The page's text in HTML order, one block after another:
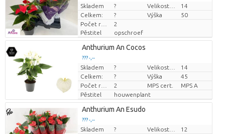
Cena za kus
Skladem ?
14
Celkem:
? Výška
50
Počet rostlin/hrnce
2
Pěstitel
opschroef
Anthurium An Cocos
??? -,--
Cena za kus
Skladem ?
14
Celkem:
? Výška
45
Počet rostlin/hrnce
2 MPS cert.
MPS A
Pěstitel
houwenplant
Anthurium An Esudo
??? -,--
Cena za kus
Skladem ?
12